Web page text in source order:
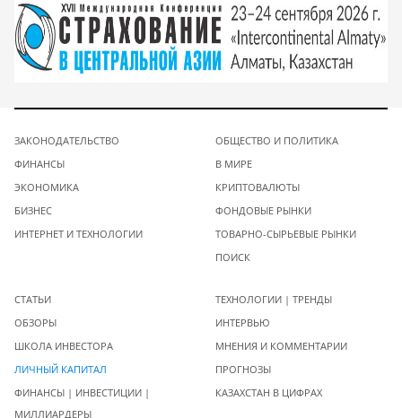
ЗАКОНОДАТЕЛЬСТВО
ФИНАНСЫ
ЭКОНОМИКА
БИЗНЕС
ИНТЕРНЕТ И ТЕХНОЛОГИИ
ОБЩЕСТВО И ПОЛИТИКА
В МИРЕ
КРИПТОВАЛЮТЫ
ФОНДОВЫЕ РЫНКИ
ТОВАРНО-СЫРЬЕВЫЕ РЫНКИ
ПОИСК
СТАТЬИ
ОБЗОРЫ
ШКОЛА ИНВЕСТОРА
ЛИЧНЫЙ КАПИТАЛ
ФИНАНСЫ | ИНВЕСТИЦИИ |
МИЛЛИАРДЕРЫ
ТЕХНОЛОГИИ | ТРЕНДЫ
ИНТЕРВЬЮ
МНЕНИЯ И КОММЕНТАРИИ
ПРОГНОЗЫ
КАЗАХСТАН В ЦИФРАХ